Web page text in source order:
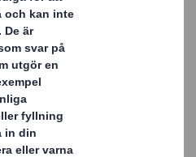
kartlägger
behov och önskemål.
annat att det inte bara är
material, utan
vad förpackningen är
och hjälper dig att möta